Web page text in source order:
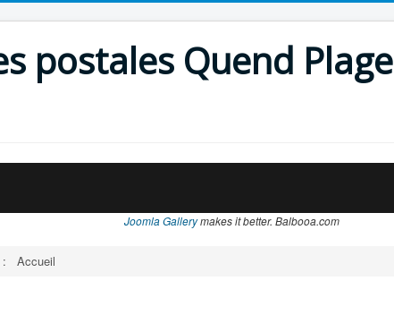
postales Quend Plage
Joomla Gallerymakes it better. Balbooa.com
Accueil